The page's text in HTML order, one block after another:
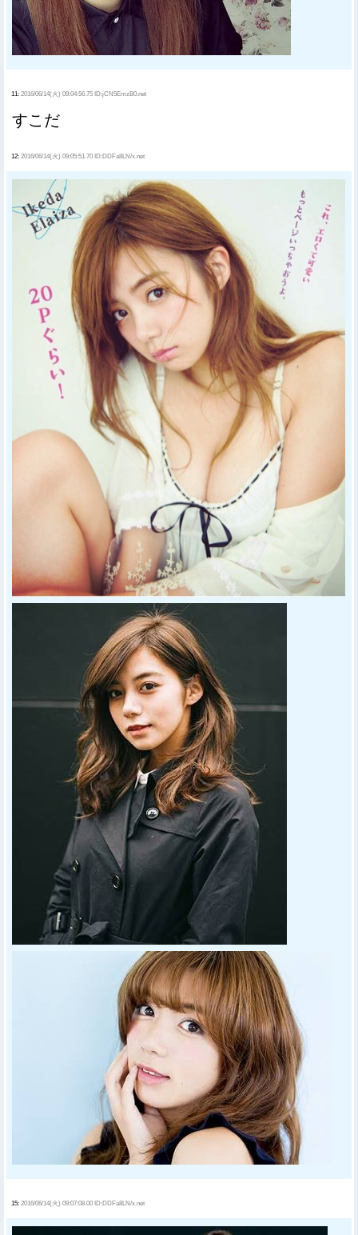
11: 2016/06/14(火) 09:04:56.75 ID:jCN5EmzB0.net
すこだ
12: 2016/06/14(火) 09:05:51.70 ID:DDFa8LN/x.net
15: 2016/06/14(火) 09:07:08.00 ID:DDFa8LN/x.net